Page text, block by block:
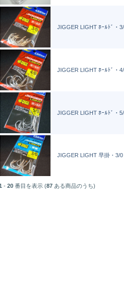
JIGGER LIGHT ﾎｰﾙﾄﾞ・
JIGGER LIGHT ﾎｰﾙﾄﾞ・
JIGGER LIGHT ﾎｰﾙﾄﾞ・
JIGGER LIGHT 早掛・3/0
- 20 番目を表示 (87 ある商品のうち)